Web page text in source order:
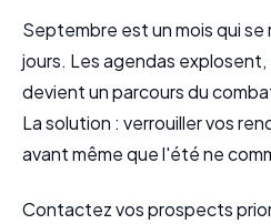
Septembre est un mois qui
jours. Les agendas
devient un parcours du
La solution : verrouiller vos
avant même que l'été ne
Contactez vos prospects